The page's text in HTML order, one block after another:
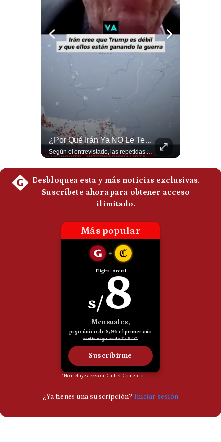
Preguntas
Frecuentes
¿Por Qué Irán Ya NO Le Teme A Donald Trump? | #radar24